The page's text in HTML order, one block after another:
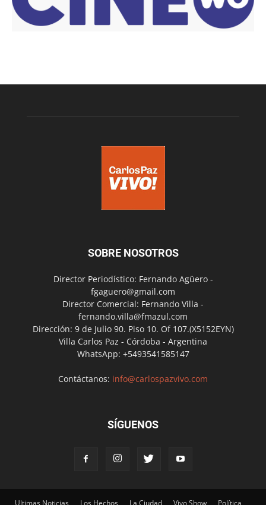
SOBRE NOSOTROS
Director Periodístico: Fernando Agüero -
fgaguero@gmail.com
Director Comercial: Fernando Villa -
fernando.villa@fmazul.com
Dirección: 9 de Julio 90. Piso 10. Of 107.(X5152EYN)
Villa Carlos Paz - Córdoba - Argentina
WhatsApp: +5493541585147
Contáctanos: info@carlospazvivo.com
SÍGUENOS
Ultimas Noticias Los Hechos La Ciudad Vivo Show Política